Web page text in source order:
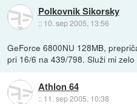
Polkovnik Sikorsky
:: 10. sep 2005, 13:56
GeForce 6800NU 128MB,
pri 16/6 na 439/798. Služi mi
Athlon 64
:: 11. sep 2005, 10:38